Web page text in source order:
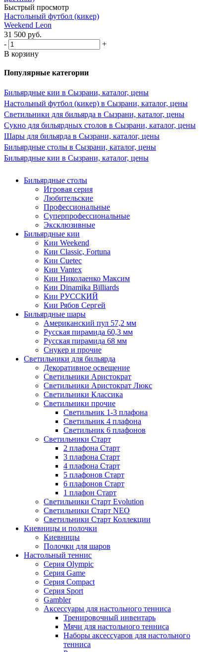
Быстрый просмотр
Настольный футбол (кикер)
Weekend Leon
31 500 руб.
-
+
В корзину
Популярные категории
Бильярдные кии в Сызрани, каталог, цены
Настольный футбол (кикер) в Сызрани, каталог, цены
Светильники для бильярда в Сызрани, каталог, цены
Сукно для бильярдных столов в Сызрани, каталог, цены
Шары для бильярда в Сызрани, каталог, цены
Бильярдные столы в Сызрани, каталог, цены
Бильярдные кии в Сызрани, каталог, цены
Бильярдные столы
Игровая серия
Любительские
Профессиональные
Суперпрофессиональные
Эксклюзивные
Бильярдные кии
Кии Weekend
Кии Classic, Fortuna
Кии Cuetec
Кии Vantex
Кии Николаенко Максим
Кии Dinamika Billiards
Кии РУССКИЙ
Кии Рябов Сергей
Бильярдные шары
Американский пул 57,2 мм
Русская пирамида 60,3 мм
Русская пирамида 68 мм
Снукер и прочие
Светильники для бильярда
Декоративное освещение
Светильники Аристократ
Светильники Аристократ Люкс
Светильники Классика
Светильники прочие
Светильник 1-3 плафона
Светильник 4 плафона
Светильник 6 плафонов
Светильники Старт
2 плафона Старт
3 плафона Старт
4 плафона Старт
5 плафонов Старт
6 плафонов Старт
1 плафон Старт
Светильники Старт Evolution
Светильники Старт NEO
Светильники Старт Коллекции
Киевницы и полочки
Киевницы
Полочки для шаров
Настольный теннис
Серия Olympic
Серия Game
Серия Compact
Серия Sport
Gambler
Аксессуары для настольного тенниса
Тренировочный инвентарь
Мячи для настольного тенниса
Наборы аксессуаров для настольного
тенниса